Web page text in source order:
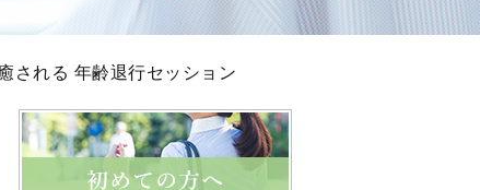
される 年齢退行セッション